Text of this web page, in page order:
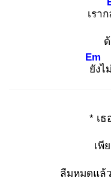
เรา
ยัง
Em
ไ
* เธ
เพี
ลืมหมดแล้